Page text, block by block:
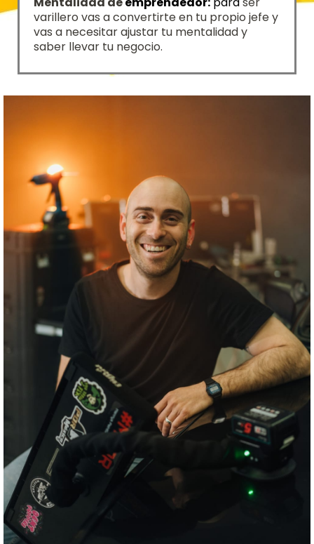
varillero vas a convertirte en tu propio jefe y
vas a necesitar ajustar tu mentalidad y
saber llevar tu negocio.